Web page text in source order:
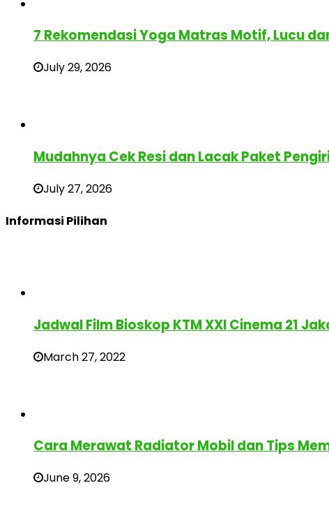
7 Rekomendasi Yoga Matras Motif, Lucu
July 29, 2026
Mudahnya Cek Resi dan Lacak Paket
July 27, 2026
Informasi Pilihan
Jadwal Film Bioskop KTM XXI Cinema 21
March 27, 2022
Cara Merawat Radiator Mobil dan Tips
June 9, 2026